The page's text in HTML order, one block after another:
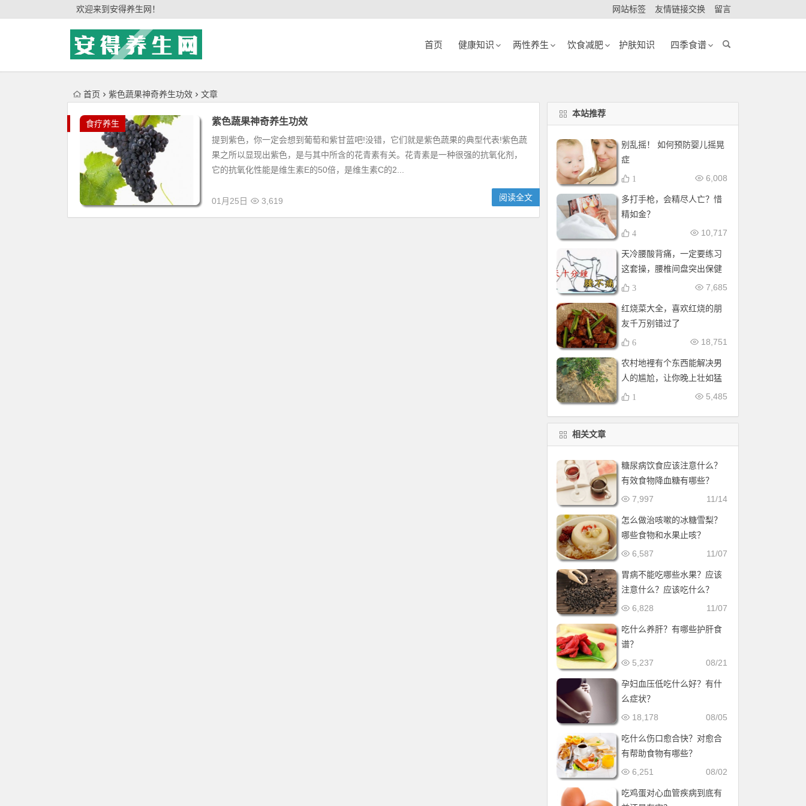
欢迎来到安得养生网！ 网站标签 友情链接交换 留言
首页 健康知识 两性养生 饮食减肥 护肤知识 四季食谱
首页 紫色蔬果神奇养生功效 文章
食疗养生 紫色蔬果神奇养生功效
提到紫色，你一定会想到葡萄和紫甘蓝吧!没错，它们就是紫色蔬果的典型代表!紫色蔬
果之所以显现出紫色，是与其中所含的花青素有关。花青素是一种很强的抗氧化剂，
它的抗氧化性能是维生素E的50倍，是维生素C的2...
01月25日 3,619 阅读全文
本站推荐
别乱摇！ 如何预防婴儿摇晃
症
6,008
1
多打手枪，会精尽人亡？惜
精如金？
10,717
4
天冷腰酸背痛，一定要练习
这套操，腰椎间盘突出保健
操，全套收好！每天十分钟
7,685
3
红烧菜大全，喜欢红烧的朋
友千万别错过了
18,751
6
农村地裡有个东西能解决男
人的尴尬，让你晚上壮如猛
牛床受不了
5,485
1
相关文章
糖尿病饮食应该注意什么？
有效食物降血糖有哪些？
11/14
7,997
怎么做治咳嗽的冰糖雪梨？
哪些食物和水果止咳？
11/07
6,587
胃病不能吃哪些水果？应该
注意什么？应该吃什么？
11/07
6,828
吃什么养肝？有哪些护肝食
谱？
08/21
5,237
孕妇血压低吃什么好？有什
么症状？
08/05
18,178
吃什么伤口愈合快？对愈合
有帮助食物有哪些？
08/02
6,251
吃鸡蛋对心血管疾病到底有